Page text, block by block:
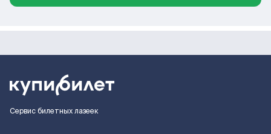
Сервис билетных лазеек